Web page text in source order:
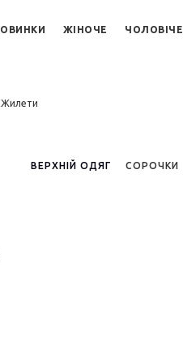
ЖІНОЧЕ ЧОЛОВІЧЕ
Жилети
ВЕРХНІЙ ОДЯГ СОРОЧКИ